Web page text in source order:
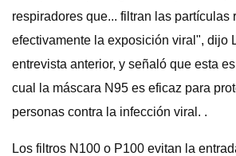
respiradores que... filtran las partículas
efectivamente la exposición viral", dijo
entrevista anterior, y señaló que esta
cual la máscara N95 es eficaz para
personas contra la infección viral. .
Los filtros N100 o P100 evitan la